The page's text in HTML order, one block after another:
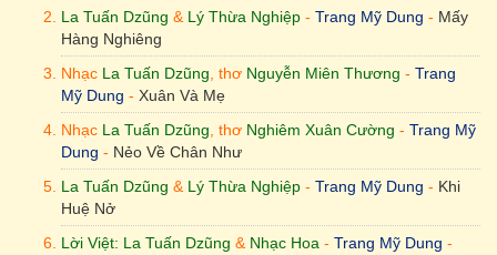
Nhạc La Tuấn Dzũng, thơ Lý Thưa Nghiệp - Trang Mỹ Dung -
Đang Xuân
La Tuấn Dzũng - Trang Mỹ Dung - Chân Nguyên Đạo Vàng
La Tuấn Dzũng & Thích Thiền Tâm - Trang Mỹ Dung - Dự Bị
Lúc Lâm Chung
La Tuấn Dzũng & Lý Thừa Nghiệp - Trang Mỹ Dung - Mấy
Hàng Nghiêng
Nhạc La Tuấn Dzũng , thơ Nguyễn Miên Thương - Trang
Mỹ Dung - Xuân Và Mẹ
Nhạc La Tuấn Dzũng , thơ Nghiêm Xuân Cường - Trang Mỹ
Dung - Nẻo Về Chân Như
La Tuấn Dzũng & Lý Thừa Nghiệp - Trang Mỹ Dung - Khi
Huệ Nở
Lời Việt: La Tuấn Dzũng & Nhạc Hoa - Trang Mỹ Dung -